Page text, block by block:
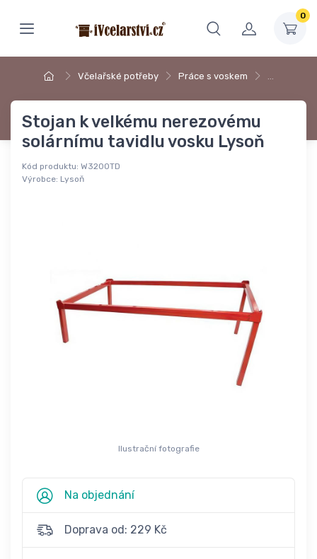
0
Včelařské potřeby Práce s voskem …
Stojan k velkému nerezovému
solárnímu tavidlu vosku Lysoň
Kód produktu: W3200TD
Výrobce: Lysoň
Ilustrační fotografie
Na objednání
Doprava od: 229 Kč